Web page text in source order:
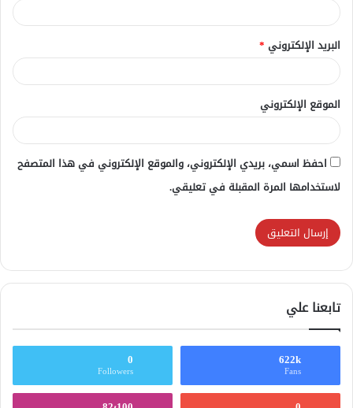
البريد الإلكتروني *
الموقع الإلكتروني
احفظ اسمي، بريدي الإلكتروني، والموقع الإلكتروني في هذا المتصفح
لاستخدامها المرة المقبلة في تعليقي.
تابعنا علي
622k
Fans
0
Followers